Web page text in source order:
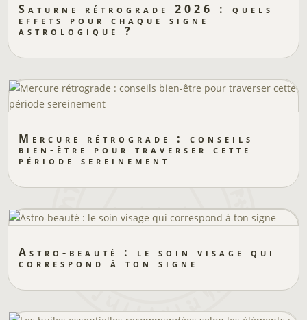
Saturne rétrograde 2026 : quels
effets pour chaque signe
astrologique ?
Mercure rétrograde : conseils
bien-être pour traverser cette
période sereinement
Astro-beauté : le soin visage qui
correspond à ton signe